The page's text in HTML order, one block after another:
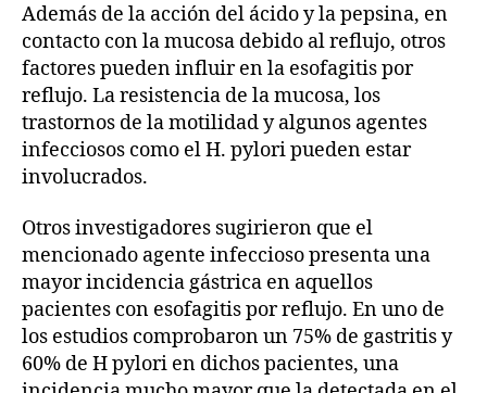
Además de la acción del ácido y la pepsina, en
contacto con la mucosa debido al reflujo, otros
factores pueden influir en la esofagitis por
reflujo. La resistencia de la mucosa, los
trastornos de la motilidad y algunos agentes
infecciosos como el H. pylori pueden estar
involucrados.
Otros investigadores sugirieron que el
mencionado agente infeccioso presenta una
mayor incidencia gástrica en aquellos
pacientes con esofagitis por reflujo. En uno de
los estudios comprobaron un 75% de gastritis y
60% de H pylori en dichos pacientes, una